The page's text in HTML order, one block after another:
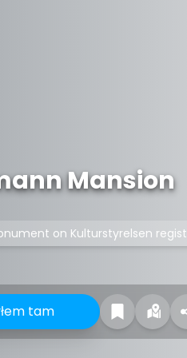
Mansion
on Kulturstyrelsen
tam